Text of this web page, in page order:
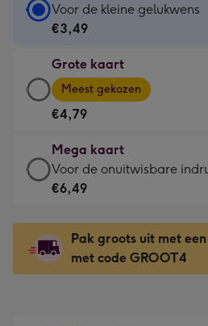
Standaard
kaart
€3,49
-
Voor
kleine
gelukwens
-
120
x
160
mm
Voor de kleine gelukwens
€3,49
Grote kaart
Grote
kaart
-
€4,79
-
Meest
gekozen
Dimensions:
167
x
Meest gekozen
€4,79
Mega kaart
Mega
kaart
€6,49
-
Voor
Voor de onuitwisbare
€6,49
Pak groots uit met
met code GROOT4